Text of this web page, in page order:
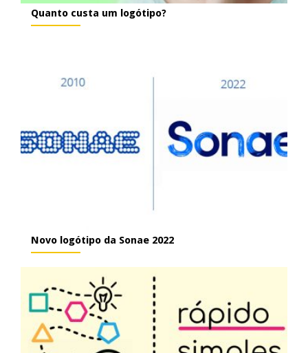
Quanto custa um logótipo?
Novo logótipo da Sonae 2022